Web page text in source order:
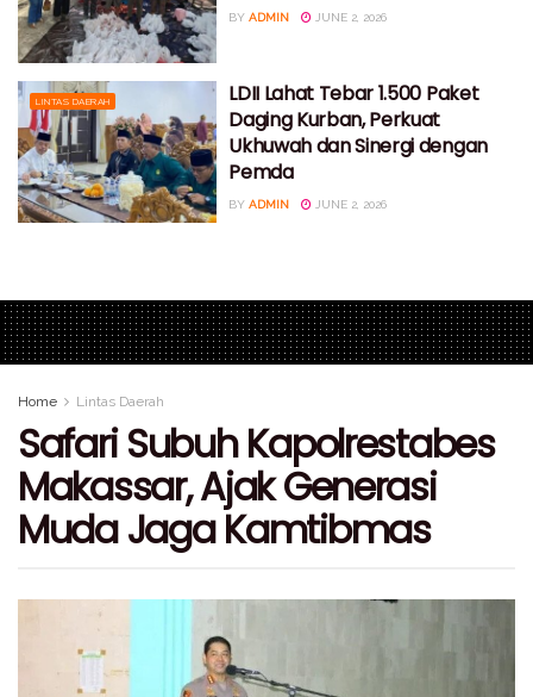
BY ADMIN JUNE 2, 2026
LINTAS DAERAH
LDII Lahat Tebar 1.500 Paket
Daging Kurban, Perkuat
Ukhuwah dan Sinergi dengan
Pemda
BY ADMIN JUNE 2, 2026
Home Lintas Daerah
Safari Subuh Kapolrestabes
Makassar, Ajak Generasi
Muda Jaga Kamtibmas